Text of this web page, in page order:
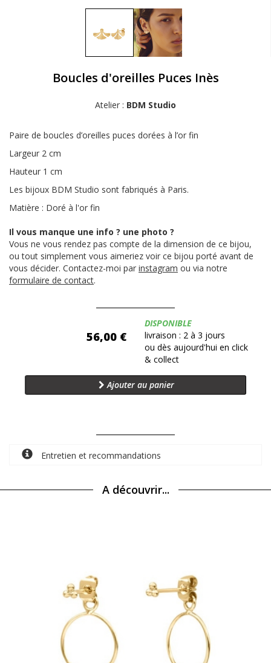
Boucles d'oreilles Puces Inès
Atelier : BDM Studio
Paire de boucles d’oreilles puces dorées à l’or fin
Largeur 2 cm
Hauteur 1 cm
Les bijoux BDM Studio sont fabriqués à Paris.
Matière : Doré à l'or fin
Il vous manque une info ? une photo ?
Vous ne vous rendez pas compte de la dimension de ce bijou,
ou tout simplement vous aimeriez voir ce bijou porté avant de
vous décider. Contactez-moi par instagram ou via notre
formulaire de contact.
56,00 €
Disponibilité:
DISPONIBLE
livraison : 2 à 3 jours
ou dès aujourd'hui en click
& collect
Ajouter au panier
Entretien et recommandations
A découvrir...